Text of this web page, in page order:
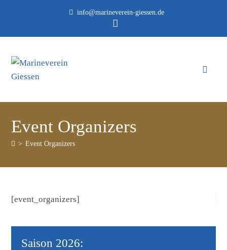
info@marineverein-giessen.de
Event Organizers
> Event Organizers
[event_organizers]
Saison 2026: